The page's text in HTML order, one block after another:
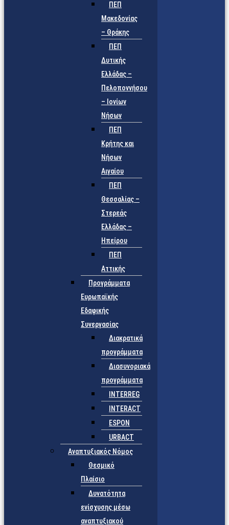
ΠΕΠ
Μακεδονίας
– Θράκης
ΠΕΠ
Δυτικής
Ελλάδας –
Πελοποννήσου
– Ιονίων
Νήσων
ΠΕΠ
Κρήτης και
Νήσων
Αιγαίου
ΠΕΠ
Θεσσαλίας –
Στερεάς
Ελλάδας –
Ηπείρου
ΠΕΠ
Αττικής
Προγράμματα
Ευρωπαϊκής
Εδαφικής
Συνεργασίας
Διακρατικά
προγράμματα
Διασυνοριακά
προγράμματα
INTERREG
INTERACT
ESPON
URBACT
Αναπτυξιακός Νόμος
Θεσμικό
Πλαίσιο
Δυνατότητα
ενίσχυσης μέσω
αναπτυξιακού